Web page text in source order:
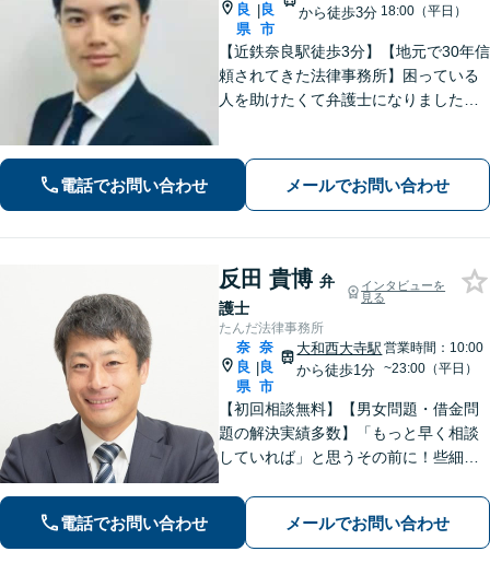
良
県
|良
市
から徒歩3分 18:00（平日）
【近鉄奈良駅徒歩3分】【地元で30年信
頼されてきた法律事務所】困っている
人を助けたくて弁護士になりました。
借金でお困りの方はぜひ一度ご相談く
電話でお問い合わせ メールでお問い合わせ
反田 貴博 弁
護士
インタビューを
見る
たんだ法律事務所
奈
良
県
|
奈
良
市
大和西大寺駅
から徒歩1分
営業時間：10:00
~23:00（平日）
【初回相談無料】【男女問題・借金問
題の解決実績多数】「もっと早く相談
していれば」と思うその前に！些細な
者さまと密に連絡を取り、納得できる
解決を目指します【大和西大寺駅1分】
【休日・夜間対応可】
電話でお問い合わせ メールでお問い合わせ